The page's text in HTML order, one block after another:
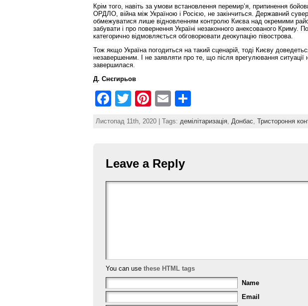
Крім того, навіть за умови встановлення перемир’я, припинення
ОРДЛО, війна між Україною і Росією, не закінчиться. Державний
обмежуватися лише відновленням контролю Києва над окремими
забувати і про повернення Україні незаконного анексованого
категорично відмовляється обговорювати деокупацію півострова.
Тож якщо Україна погодиться на такий сценарій, тоді Києву
незавершеним. І не заявляти про те, що після врегулювання ситуації
завершилася.
Д. Снєгирьов
F
b
o
T
w
itt
Pi
nt
er
st
E
ai
h
ar
Листопад 11th, 2020 | Tags: демілітаризація Донбас Тристороння
Leave a Reply
You can use these HTML tags
Name
Email